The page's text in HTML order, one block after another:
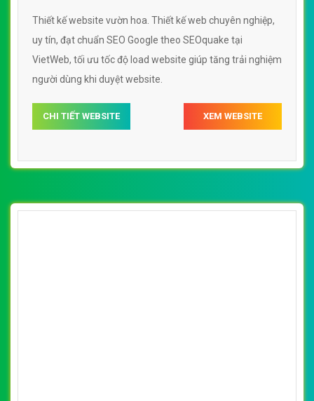
Thiết kế website vườn hoa. Thiết kế web chuyên nghiệp,
uy tín, đạt chuẩn SEO Google theo SEOquake tại
VietWeb, tối ưu tốc độ load website giúp tăng trải nghiệm
người dùng khi duyệt website.
CHI TIẾT WEBSITE XEM WEBSITE